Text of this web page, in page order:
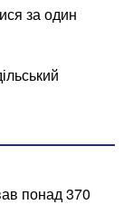
за один
понад 370